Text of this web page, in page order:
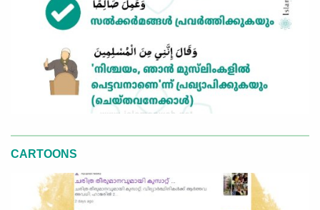
CARTOONS